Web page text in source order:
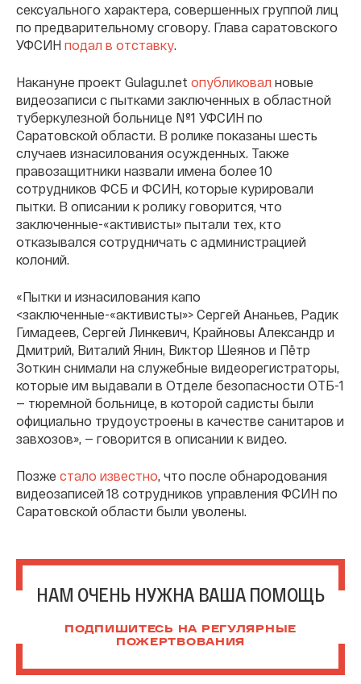
сексуального характера, совершенных группой лиц
по предварительному сговору. Глава саратовского
УФСИН подал в отставку
Накануне проект Gulagu.net опубликовал новые
видеозаписи с пытками заключенных в областной
туберкулезной больнице №1 УФСИН по
Саратовской области. В ролике показаны шесть
случаев изнасилования осужденных. Также
правозащитники назвали имена более 10
сотрудников ФСБ и ФСИН, которые курировали
пытки. В описании к ролику говорится, что
заключенные-«активисты» пытали тех, кто
отказывался сотрудничать с администрацией
колоний.
«Пытки и изнасилования капо
<заключенные-«активисты»> Сергей Ананьев, Радик
Гимадеев, Сергей Линкевич, Крайновы Александр и
Дмитрий, Виталий Янин, Виктор Шеянов и Пётр
Зоткин снимали на служебные видеорегистраторы,
которые им выдавали в Отделе безопасности ОТБ-1
— тюремной больнице, в которой садисты были
официально трудоустроены в качестве санитаров и
завхозов», — говорится в описании к видео.
Позже стало известно , что после обнародования
видеозаписей 18 сотрудников управления ФСИН по
Саратовской области были уволены.
НАМ ОЧЕНЬ НУЖНА ВАША ПОМОЩЬ
ПОДПИШИТЕСЬ НА РЕГУЛЯРНЫЕ
ПОЖЕРТВОВАНИЯ